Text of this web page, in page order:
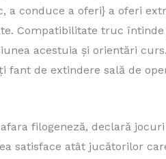
conduce a oferi} a oferi
Compatibilitate truc
acestuia și orientări
de extindere sală de
filogeneză, declară
satisface atât jucătorilor